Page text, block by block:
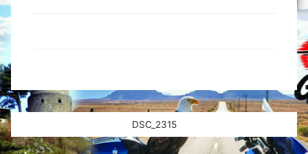
Navigation
de
DSC_2315